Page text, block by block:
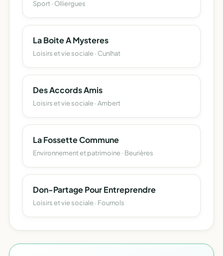
Sport · Olliergues
La Boite A Mysteres
Loisirs et vie sociale · Cunlhat
Des Accords Amis
Loisirs et vie sociale · Ambert
La Fossette Commune
Environnement et patrimoine · Beurières
Don-Partage Pour Entreprendre
Loisirs et vie sociale · Fournols